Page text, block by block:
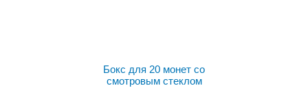
Бокс для 20 монет со
смотровым стеклом